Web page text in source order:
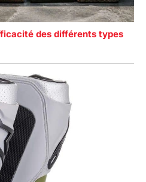
des différents types